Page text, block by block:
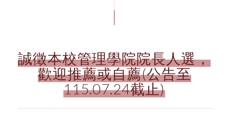
誠徵本校管理學院院長人選，
歡迎推薦或自薦(公告至
115.07.24截止)